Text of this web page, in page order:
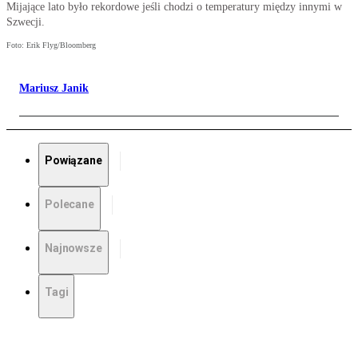
Mijające lato było rekordowe jeśli chodzi o temperatury między innymi w
Szwecji.
Foto: Erik Flyg/Bloomberg
Mariusz Janik
Powiązane
Polecane
Najnowsze
Tagi